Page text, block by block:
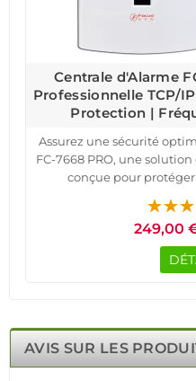
Centrale d'Alarme
Professionnelle TCP/
Protection |
Assurez une sécurité
FC-7668 PRO, une solution
conçue pour
résidences. Grâce à ses
une couverture
Cette alarme
détecteurs filaires et
Conçue pour résister
249,00
AVIS SUR LES